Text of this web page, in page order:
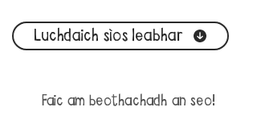
Luchdaich sìos leabhar
Faic am beothachadh an seo!